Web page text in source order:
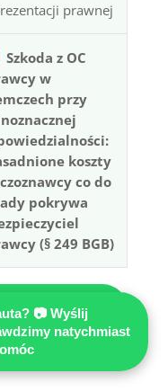
prawnej
Szkoda z OC
w
przy
koszty
co do
pokrywa
(§ 249 BGB)
—
📷 Wyślij
natychmiast